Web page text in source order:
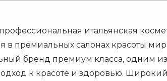
итальянская
в премиальных салонах красоты
бренд премиум класса, одним
к красоте и здоровью.